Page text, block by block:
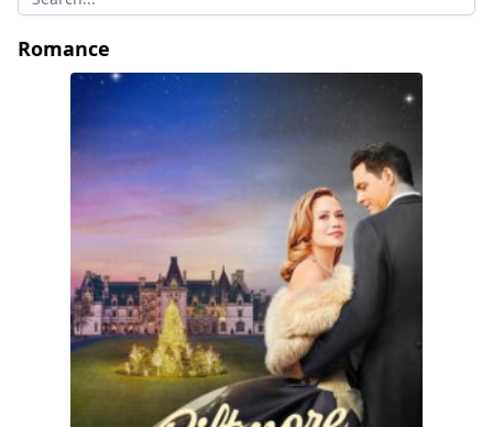
Sci-Fi & Fantasy
Romance
A Biltmore Christmas